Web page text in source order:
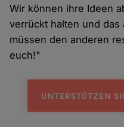
Wir können ihre Ideen
verrückt halten und das
müssen den anderen
euch!"